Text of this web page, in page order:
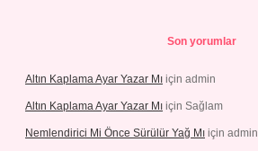
Son yorumlar
Altın Kaplama Ayar Yazar Mı için admin
Altın Kaplama Ayar Yazar Mı için Sağlam
Nemlendirici Mi Önce Sürülür Yağ Mı için admin